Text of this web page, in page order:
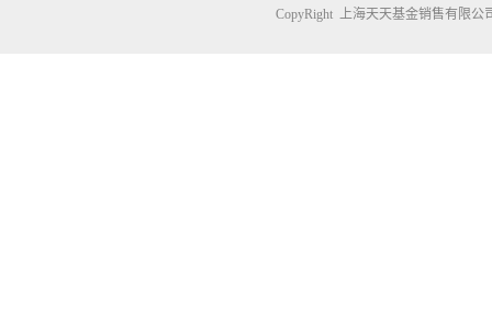
CopyRight 上海天天基金销售有限